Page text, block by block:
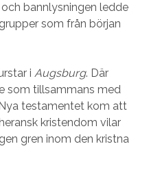
bannlysningen ledde
som från början
i Augsburg. Där
som tillsammans med
testamentet kom att
kristendom vilar
gren inom den kristna